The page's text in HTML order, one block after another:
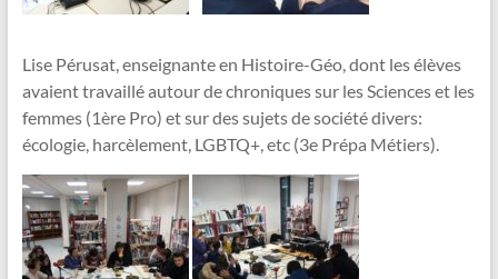
Lise Pérusat, enseignante en Histoire-Géo, dont les élèves
avaient travaillé autour de chroniques sur les Sciences et les
femmes (1ère Pro) et sur des sujets de société divers:
écologie, harcèlement, LGBTQ+, etc (3e Prépa Métiers).